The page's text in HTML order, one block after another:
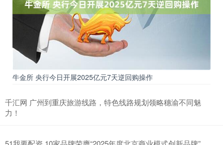
牛金所 央行今日开展2025亿元7天逆回购操作
千汇网 广州到重庆旅游线路，特色线路规划领略穗渝不同魅
力！